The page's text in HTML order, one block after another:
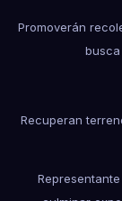
Promoverán
Recuperan